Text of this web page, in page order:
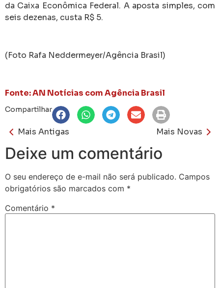
da Caixa Econômica Federal. A aposta simples, com
seis dezenas, custa R$ 5.
(Foto Rafa Neddermeyer/Agência Brasil)
Fonte: AN Notícias com Agência Brasil
Compartilhar
Mais Antigas Mais Novas
Deixe um comentário
O seu endereço de e-mail não será publicado. Campos
obrigatórios são marcados com *
Comentário *